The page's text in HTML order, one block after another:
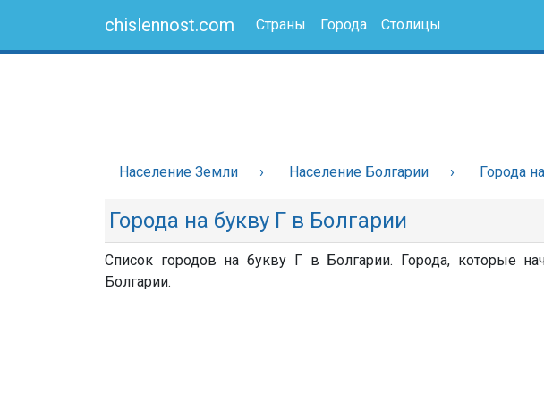
chislennost.com Страны Города Столицы
Население Земли Население Болгарии Города
Города на букву Г в Болгарии
Список городов на букву Г в Болгарии. Города, которые
Болгарии.